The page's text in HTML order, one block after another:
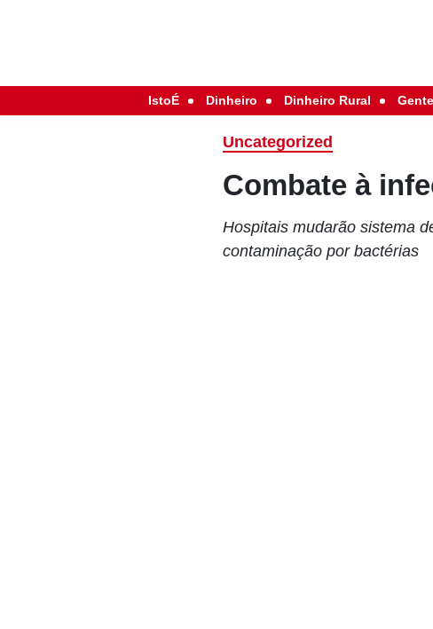
IstoÉ Dinheiro Dinheiro Rural Gente
Uncategorized
Combate à
Hospitais mudarão sistema
contaminação por bactérias